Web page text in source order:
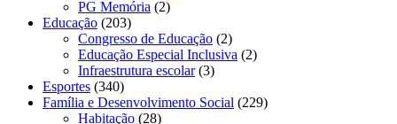
PG Memória (2)
Educação (203)
Congresso de Educação (2)
Educação Especial Inclusiva (2)
Infraestrutura escolar(3)
Esportes (340)
Família e Desenvolvimento Social (229)
Habitação (28)